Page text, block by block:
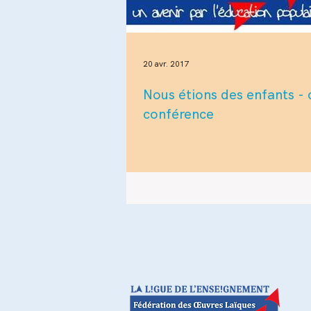
Nous étions des enfants -
conférence
20 avr. 2017